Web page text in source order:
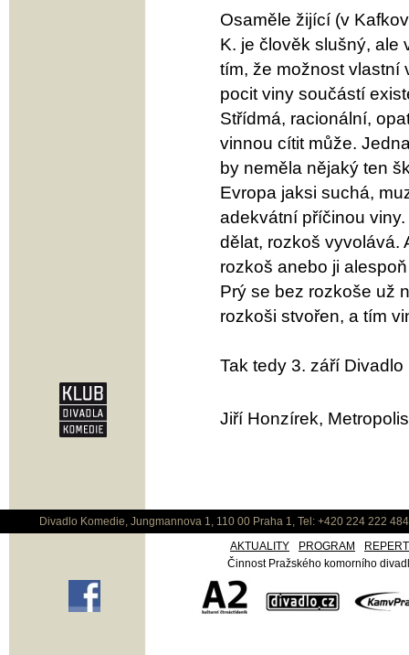
Osaměle žijící (v
K. je člověk slušný, ale
tím, že možnost vlastní
pocit viny součástí
Střídmá, racionální,
vinnou cítit může.
by neměla nějaký ten
Evropa jaksi suchá,
adekvátní příčinou
dělat, rozkoš vyvolává.
rozkoš anebo ji
Prý se bez rozkoše už
rozkoši stvořen, a tím
Tak tedy 3. září
Jiří Honzírek,
Divadlo Komedie, Jungmannova 1, 110 00 Praha 1, Tel: +420 224 222
AKTUALITY
PROGRAM
Činnost Pražského komorního